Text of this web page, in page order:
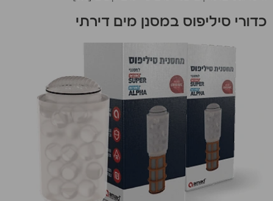
כדורי סיליפוס במסנן מים דירתי